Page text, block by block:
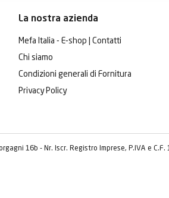
La nostra azienda
Mefa Italia - E-shop | Contatti
Chi siamo
Condizioni generali di Fornitura
Privacy Policy
16b - Nr. Iscr. Registro Imprese, P.IVA e